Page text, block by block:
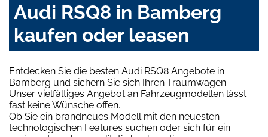
Audi RSQ8 in Bamberg
kaufen oder leasen
Entdecken Sie die besten Audi RSQ8 Angebote in
Bamberg und sichern Sie sich Ihren Traumwagen.
Unser vielfältiges Angebot an Fahrzeugmodellen lässt
fast keine Wünsche offen.
Ob Sie ein brandneues Modell mit den neuesten
technologischen Features suchen oder sich für ein